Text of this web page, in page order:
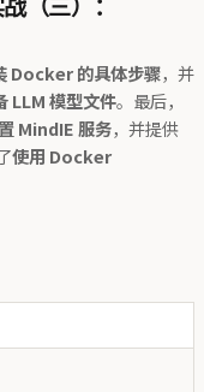
（三）：
Docker 的具体步骤，并
LLM 模型文件。最后，
MindIE 服务，并提供
使用 Docker